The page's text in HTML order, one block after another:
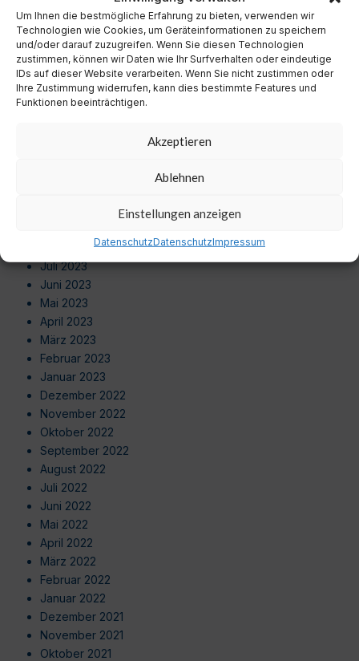
Um Ihnen die bestmögliche Erfahrung zu bieten, verwenden wir
Technologien wie Cookies, um Geräteinformationen zu speichern
und/oder darauf zuzugreifen. Wenn Sie diesen Technologien
zustimmen, können wir Daten wie Ihr Surfverhalten oder eindeutige
IDs auf dieser Website verarbeiten. Wenn Sie nicht zustimmen oder
Ihre Zustimmung widerrufen, kann dies bestimmte Features und
Funktionen beeinträchtigen.
Akzeptieren
Ablehnen
Einstellungen anzeigen
DatenschutzDatenschutzImpressum
August 2024
Juli 2024
Juni 2024
Mai 2024
April 2024
August 2023
Juli 2023
Juni 2023
Mai 2023
April 2023
März 2023
Februar 2023
Januar 2023
Dezember 2022
November 2022
Oktober 2022
September 2022
August 2022
Juli 2022
Juni 2022
Mai 2022
April 2022
März 2022
Februar 2022
Januar 2022
Dezember 2021
November 2021
Oktober 2021